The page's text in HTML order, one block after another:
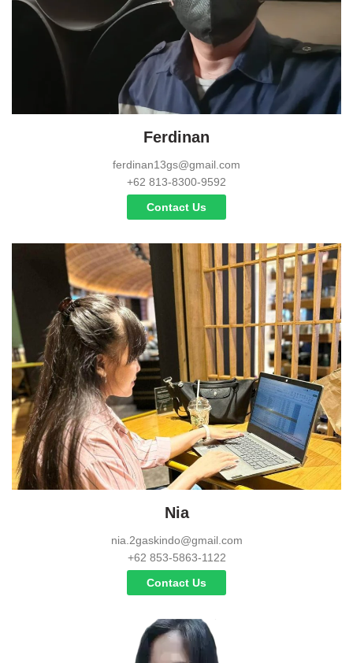
Ferdinan
ferdinan13gs@gmail.com
+62 813-8300-9592
Contact Us
Nia
nia.2gaskindo@gmail.com
+62 853-5863-1122
Contact Us